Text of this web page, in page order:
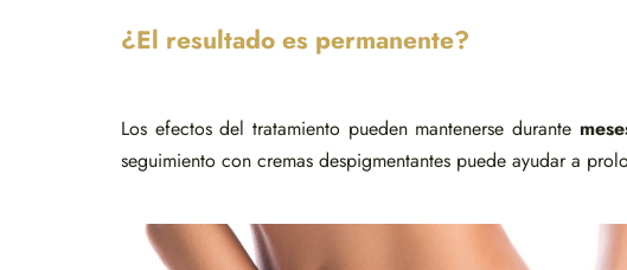
¿El resultado es permanente?
Los efectos del tratamiento pueden mantenerse durante
seguimiento con cremas despigmentantes puede ayudar a